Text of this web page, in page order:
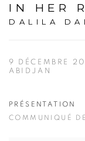
IN HER
DALILA
9 DÉCEMBRE
ABIDJAN
PRÉSENTATION
COMMUNIQUÉ